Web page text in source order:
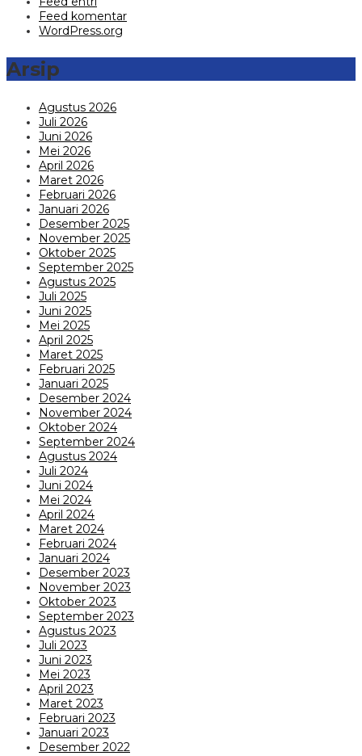
Feed komentar
WordPress.org
Arsip
Agustus 2026
Juli 2026
Juni 2026
Mei 2026
April 2026
Maret 2026
Februari 2026
Januari 2026
Desember 2025
November 2025
Oktober 2025
September 2025
Agustus 2025
Juli 2025
Juni 2025
Mei 2025
April 2025
Maret 2025
Februari 2025
Januari 2025
Desember 2024
November 2024
Oktober 2024
September 2024
Agustus 2024
Juli 2024
Juni 2024
Mei 2024
April 2024
Maret 2024
Februari 2024
Januari 2024
Desember 2023
November 2023
Oktober 2023
September 2023
Agustus 2023
Juli 2023
Juni 2023
Mei 2023
April 2023
Maret 2023
Februari 2023
Januari 2023
Desember 2022